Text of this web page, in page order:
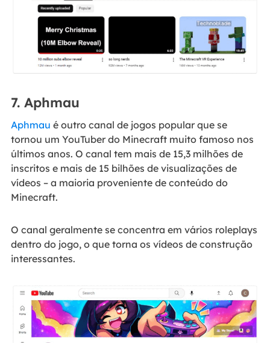
7. Aphmau
Aphmau é outro canal de jogos popular que se
tornou um YouTuber do Minecraft muito famoso nos
últimos anos. O canal tem mais de 15,3 milhões de
inscritos e mais de 15 bilhões de visualizações de
vídeos – a maioria proveniente de conteúdo do
Minecraft.
O canal geralmente se concentra em vários roleplays
dentro do jogo, o que torna os vídeos de construção
interessantes.